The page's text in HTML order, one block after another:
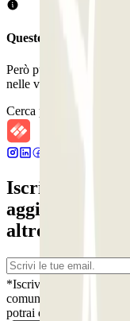
Questo parcheggio
Però puoi sempre
nelle vicinanze!
Cerca parcheggi vicini
Iscriviti alla
aggiornato su
altre sorprese.
*Iscrivendoti, accetti la
comunicazioni
potrai disiscriverti